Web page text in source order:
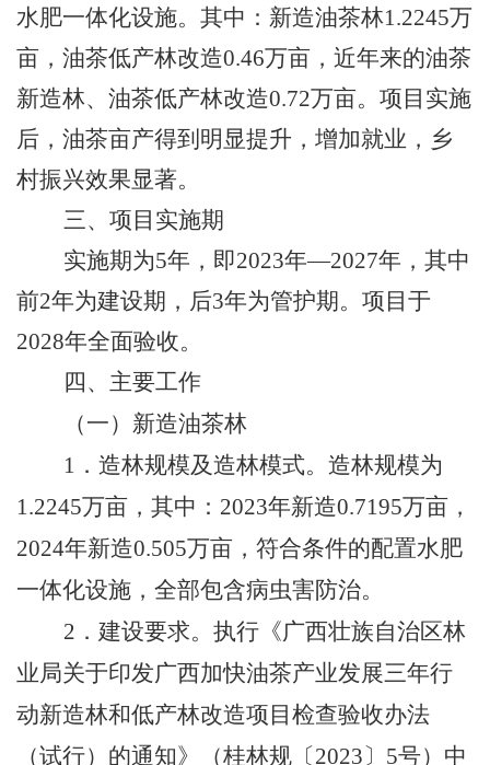
水肥一体化设施。其中：新造油茶林1.2245万
亩，油茶低产林改造0.46万亩，近年来的油茶
新造林、油茶低产林改造0.72万亩。项目实施
后，油茶亩产得到明显提升，增加就业，乡
村振兴效果显著。
三、项目实施期
实施期为5年，即2023年—2027年，其中
前2年为建设期，后3年为管护期。项目于
2028年全面验收。
四、主要工作
（一）新造油茶林
1 ．造林规模及造林模式。造林规模为
1.2245万亩，其中： 2023年新造0.7195万亩，
2024年新造0.505万亩，符合条件的配置水肥
一体化设施，全部包含病虫害防治。
2 ．建设要求。执行《广西壮族自治区林
业局关于印发广西加快油茶产业发展三年行
动新造林和低产林改造项目检查验收办法
（试行）的通知》（桂林规〔2023〕 5号）中